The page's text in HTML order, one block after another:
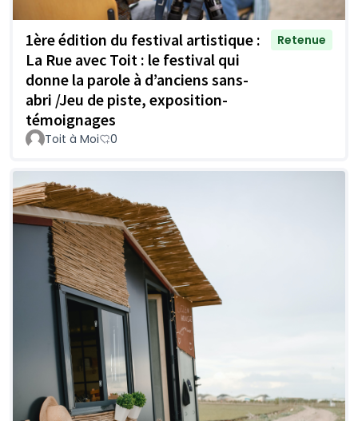
1ère édition du festival artistique :
La Rue avec Toit : le festival qui
donne la parole à d’anciens sans-
abri /Jeu de piste, exposition-
témoignages
Retenue
Toit à Moi 0